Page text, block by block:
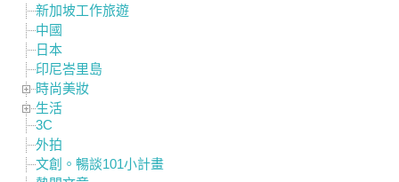
新加坡工作旅遊
中國
日本
印尼峇里島
時尚美妝
生活
3C
外拍
文創。暢談101小計畫